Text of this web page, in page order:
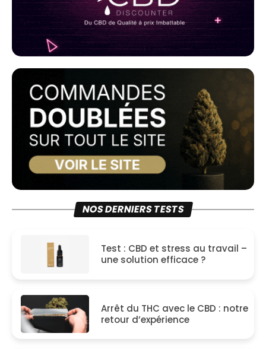
NOS DERNIERS TESTS
Test : CBD et stress au travail –
une solution efficace ?
Arrêt du THC avec le CBD : notre
retour d’expérience